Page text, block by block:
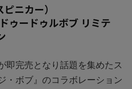
ニカー）
ゥードゥルボブ リミテ
即完売となり話題を集めたス
・ボブ』のコラボレーション